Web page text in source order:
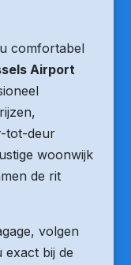
comfortabel
Airport
tot-deur
woonwijk
de rit
volgen
bij de